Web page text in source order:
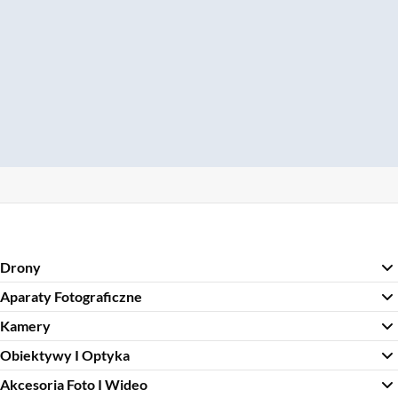
Drony
Aparaty Fotograficzne
Kamery
Obiektywy I Optyka
Akcesoria Foto I Wideo